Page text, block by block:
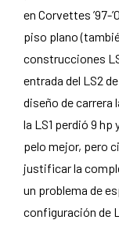
en Corvettes ’97-
piso plano
construcciones
entrada del LS2
diseño de carrera
la LS1 perdió 9 hp
pelo mejor, pero
justificar la
un problema de
configuración de